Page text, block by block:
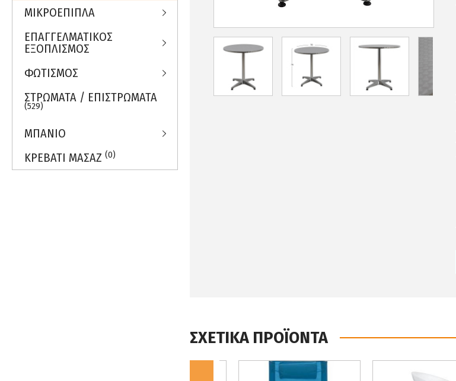
ΜΙΚΡΟΕΠΙΠΛΑ
ΕΠΑΓΓΕΛΜΑΤΙΚΟΣ
ΕΞΟΠΛΙΣΜΟΣ
ΦΩΤΙΣΜΟΣ
ΣΤΡΩΜΑΤΑ / ΕΠΙΣΤΡΩΜΑΤΑ
(529)
ΜΠΑΝΙΟ
ΚΡΕΒΑΤΙ ΜΑΣΑΖ (0)
ΣΧΕΤΙΚΑ ΠΡΟΪΟΝΤΑ